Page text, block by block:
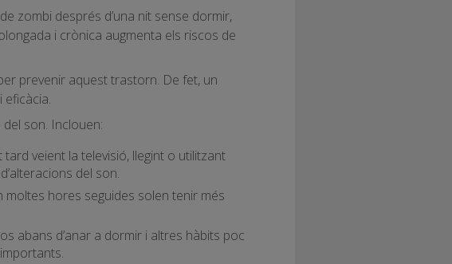
zombi després d’una nit sense dormir,
i crònica augmenta els riscos de
prevenir aquest trastorn. De fet, un
son. Inclouen:
veient la televisió, llegint o utilitzant
del son.
hores seguides solen tenir més
abans d’anar a dormir i altres hàbits poc